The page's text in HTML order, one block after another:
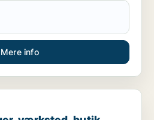
Mere info
butik, restaurant eller